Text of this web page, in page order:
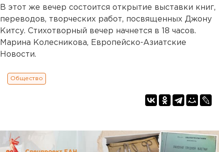
В этот же вечер состоится открытие выставки книг,
переводов, творческих работ, посвященных Джону
Китсу. Стихотворный вечер начнется в 18 часов.
Марина Колесникова, Европейско-Азиатские
Новости.
Общество